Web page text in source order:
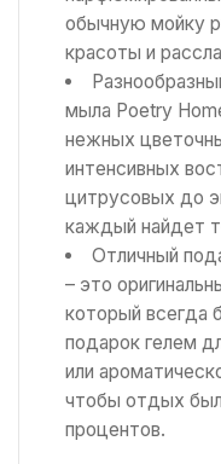
обычную мойку
красоты и
мыла Poetry
нежных
интенсивных
цитрусовых до
каждый найдет
Отличный
– это
который всегда
подарок гелем
или
чтобы отдых
процентов.